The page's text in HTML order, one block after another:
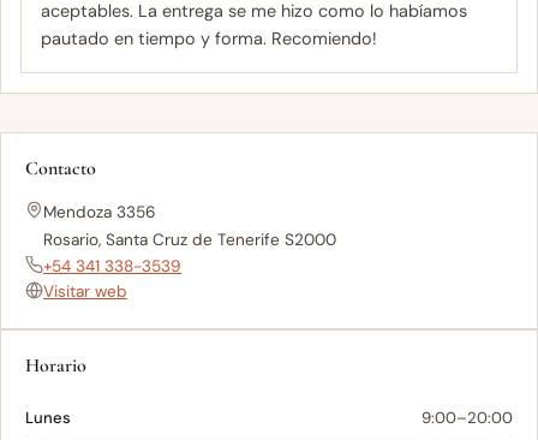
aceptables. La entrega se me hizo como lo habíamos
pautado en tiempo y forma. Recomiendo!
Contacto
Mendoza 3356
Rosario, Santa Cruz de Tenerife S2000
+54 341 338-3539
Visitar web
Horario
Lunes 9:00–20:00